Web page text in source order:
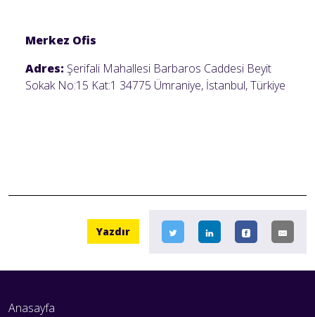
Merkez Ofis
Adres: Şerifali Mahallesi Barbaros Caddesi Beyit
Sokak No:15 Kat:1 34775 Ümraniye, İstanbul, Türkiye
Yazdır
Anasayfa